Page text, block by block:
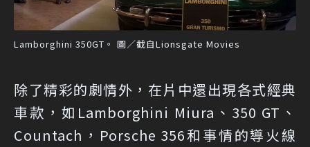
Lamborghini 350GT。 圖／截自Lionsgate Movies
除了精彩的劇情外，在片中還出現各式經典
車款，如Lamborghini Miura、350 GT、
Countach，Porsche 356和事情的導火線